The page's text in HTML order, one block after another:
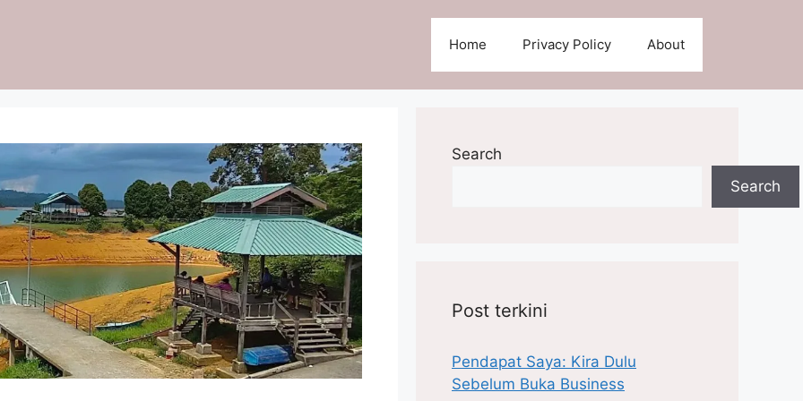
Home Privacy Policy About
Search
Search
Post terkini
Pendapat Saya: Kira Dulu
Sebelum Buka Business